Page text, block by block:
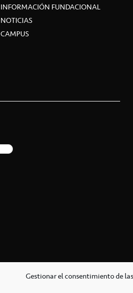
Gestionar el consentimiento de
INFORMACIÓN FUNDACIONAL
NOTICIAS
CAMPUS